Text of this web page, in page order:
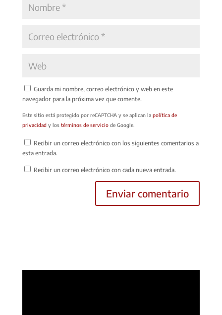
Guarda mi nombre, correo electrónico y web en este
navegador para la próxima vez que comente.
Este sitio está protegido por reCAPTCHA y se aplican la política de
privacidady los términos de serviciode Google.
Recibir un correo electrónico con los siguientes comentarios a
esta entrada.
Recibir un correo electrónico con cada nueva entrada.